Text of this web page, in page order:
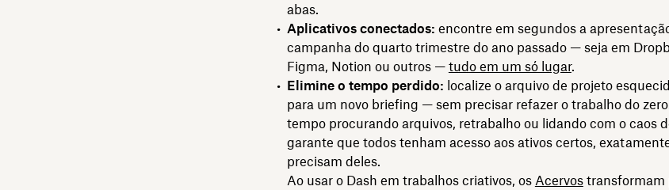
abas.
Aplicativos conectados: encontre em segundos a
campanha do quarto trimestre do ano passado — seja em
Figma, Notion ou outros — tudo em um só lugar.
Elimine o tempo perdido: localize o arquivo de projeto
para um novo briefing — sem precisar refazer o trabalho do
tempo procurando arquivos, retrabalho ou lidando com o caos
garante que todos tenham acesso aos ativos certos,
precisam deles.
Ao usar o Dash em trabalhos criativos, os Acervostransformam